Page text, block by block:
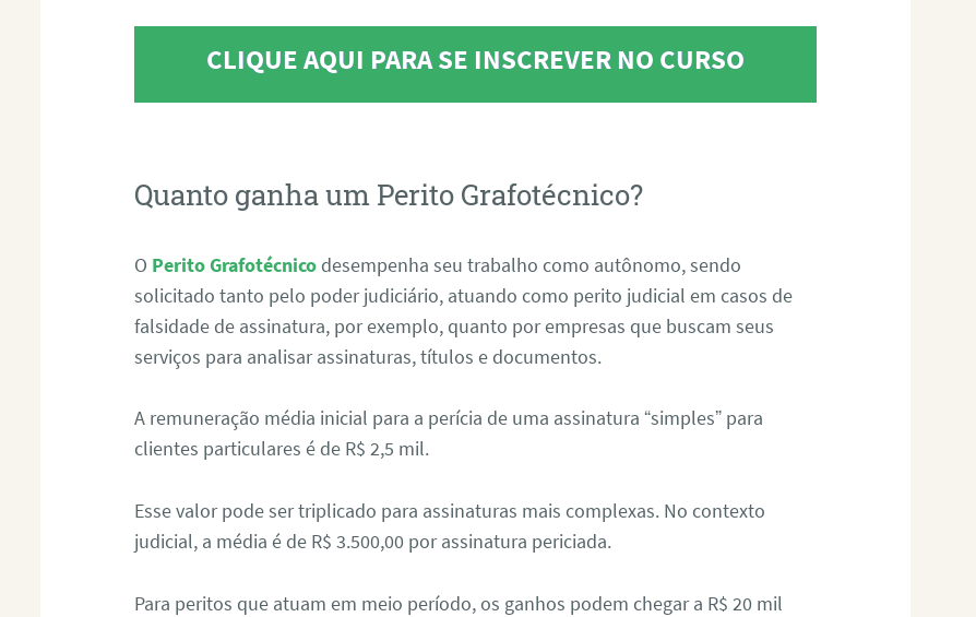
CLIQUE AQUI PARA SE INSCREVER NO CURSO
Quanto ganha um Perito Grafotécnico?
O Perito Grafotécnico desempenha seu trabalho como autônomo, sendo
solicitado tanto pelo poder judiciário, atuando como perito judicial em casos de
falsidade de assinatura, por exemplo, quanto por empresas que buscam seus
serviços para analisar assinaturas, títulos e documentos.
A remuneração média inicial para a perícia de uma assinatura “simples” para
clientes particulares é de R$ 2,5 mil.
Esse valor pode ser triplicado para assinaturas mais complexas. No contexto
judicial, a média é de R$ 3.500,00 por assinatura periciada.
Para peritos que atuam em meio período, os ganhos podem chegar a R$ 20 mil